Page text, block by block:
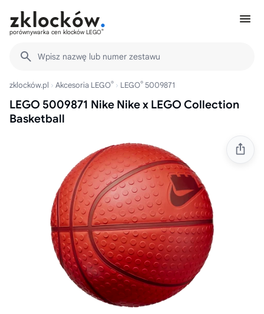
porównywarka cen klocków LEGO®
Wpisz nazwę lub numer zestawu
zklocków.pl Akcesoria LEGO® LEGO® 5009871
LEGO 5009871 Nike Nike x LEGO Collection
Basketball